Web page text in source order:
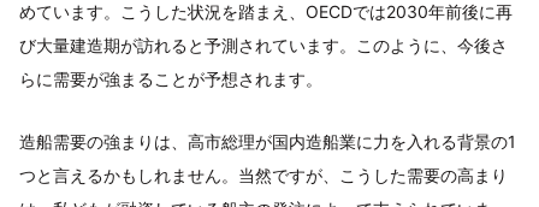
めています。こうした状況を踏まえ、OECDでは2030年前後に再
び大量建造期が訪れると予測されています。このように、今後さ
らに需要が強まることが予想されます。
造船需要の強まりは、高市総理が国内造船業に力を入れる背景の1
つと言えるかもしれません。当然ですが、こうした需要の高まり